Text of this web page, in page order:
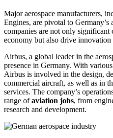
Major aerospace manufacturers,
Engines, are pivotal to Germany’s
companies are not only significant
economy but also drive innovation
Airbus, a global leader in the
presence in Germany. With
Airbus is involved in the design,
commercial aircraft, as well as in
services. The company’s
range ofaviation jobs, from
research and development.